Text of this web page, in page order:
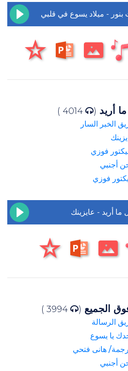
- ميلاد يسوع في قلبي
4014 )
السار
- عايزينك
(
3994 )
فتحي